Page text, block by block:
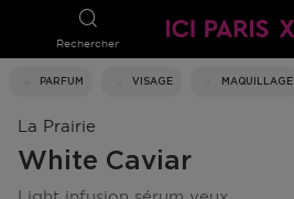
Rechercher
PARFUM VISAGE MAQUILLAGE
La Prairie
White Caviar